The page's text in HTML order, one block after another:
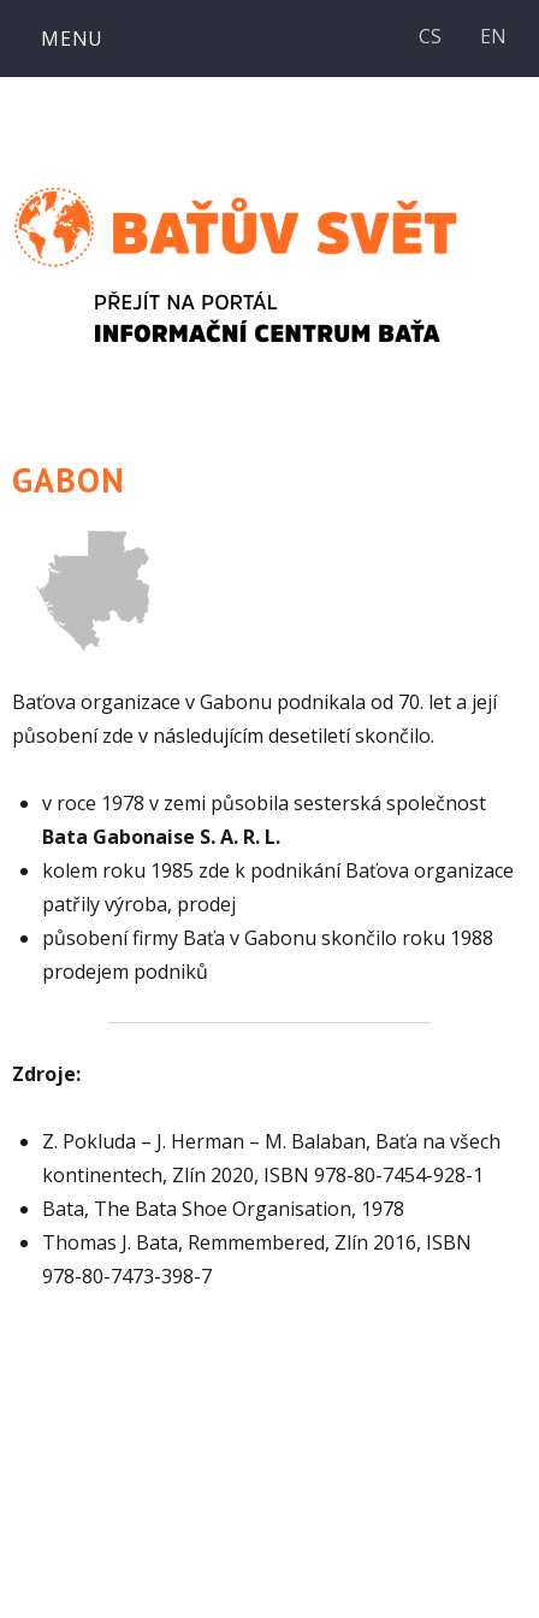
obsahu
MENU CS EN
GABON
Baťova organizace v Gabonu podnikala od 70. let a její
působení zde v následujícím desetiletí skončilo.
v roce 1978 v zemi působila sesterská společnost
Bata Gabonaise S. A. R. L.
kolem roku 1985 zde k podnikání Baťova organizace
patřily výroba, prodej
působení firmy Baťa v Gabonu skončilo roku 1988
prodejem podniků
Zdroje:
Z. Pokluda – J. Herman – M. Balaban, Baťa na všech
kontinentech, Zlín 2020, ISBN 978-80-7454-928-1
Bata, The Bata Shoe Organisation, 1978
Thomas J. Bata, Remmembered, Zlín 2016, ISBN
978-80-7473-398-7